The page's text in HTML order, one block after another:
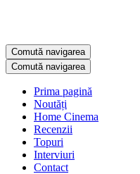
Comută navigarea
Comută navigarea
Prima pagină
Noutăți
Home Cinema
Recenzii
Topuri
Interviuri
Contact